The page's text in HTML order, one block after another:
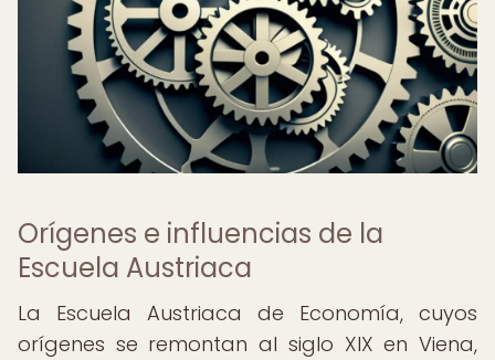
Orígenes e influencias de la
Escuela Austriaca
La Escuela Austriaca de Economía, cuyos
orígenes se remontan al siglo XIX en Viena,